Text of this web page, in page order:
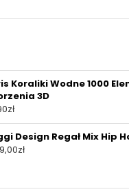
Koraliki Wodne 1000
3D
zł
Design Regał Mix Hip
zł